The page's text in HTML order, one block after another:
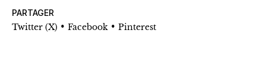
PARTAGER
Twitter (X) • Facebook • Pinterest